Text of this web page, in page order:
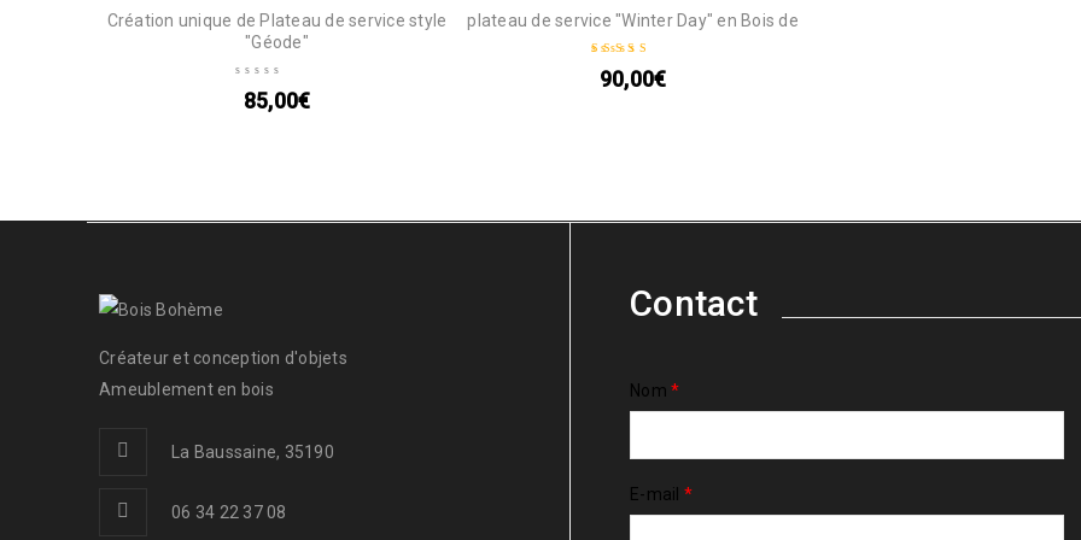
Création unique de Plateau de service style
"Géode"
85,00€
plateau de service "Winter Day" en Bois de
Note5.00sur 5
90,00€
Créateur et conception d'objets
Ameublement en bois
La Baussaine, 35190
06 34 22 37 08
Contact
Nom *
E-mail *